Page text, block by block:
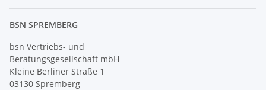
BSN SPREMBERG
bsn Vertriebs- und
Beratungsgesellschaft mbH
Kleine Berliner Straße 1
03130 Spremberg